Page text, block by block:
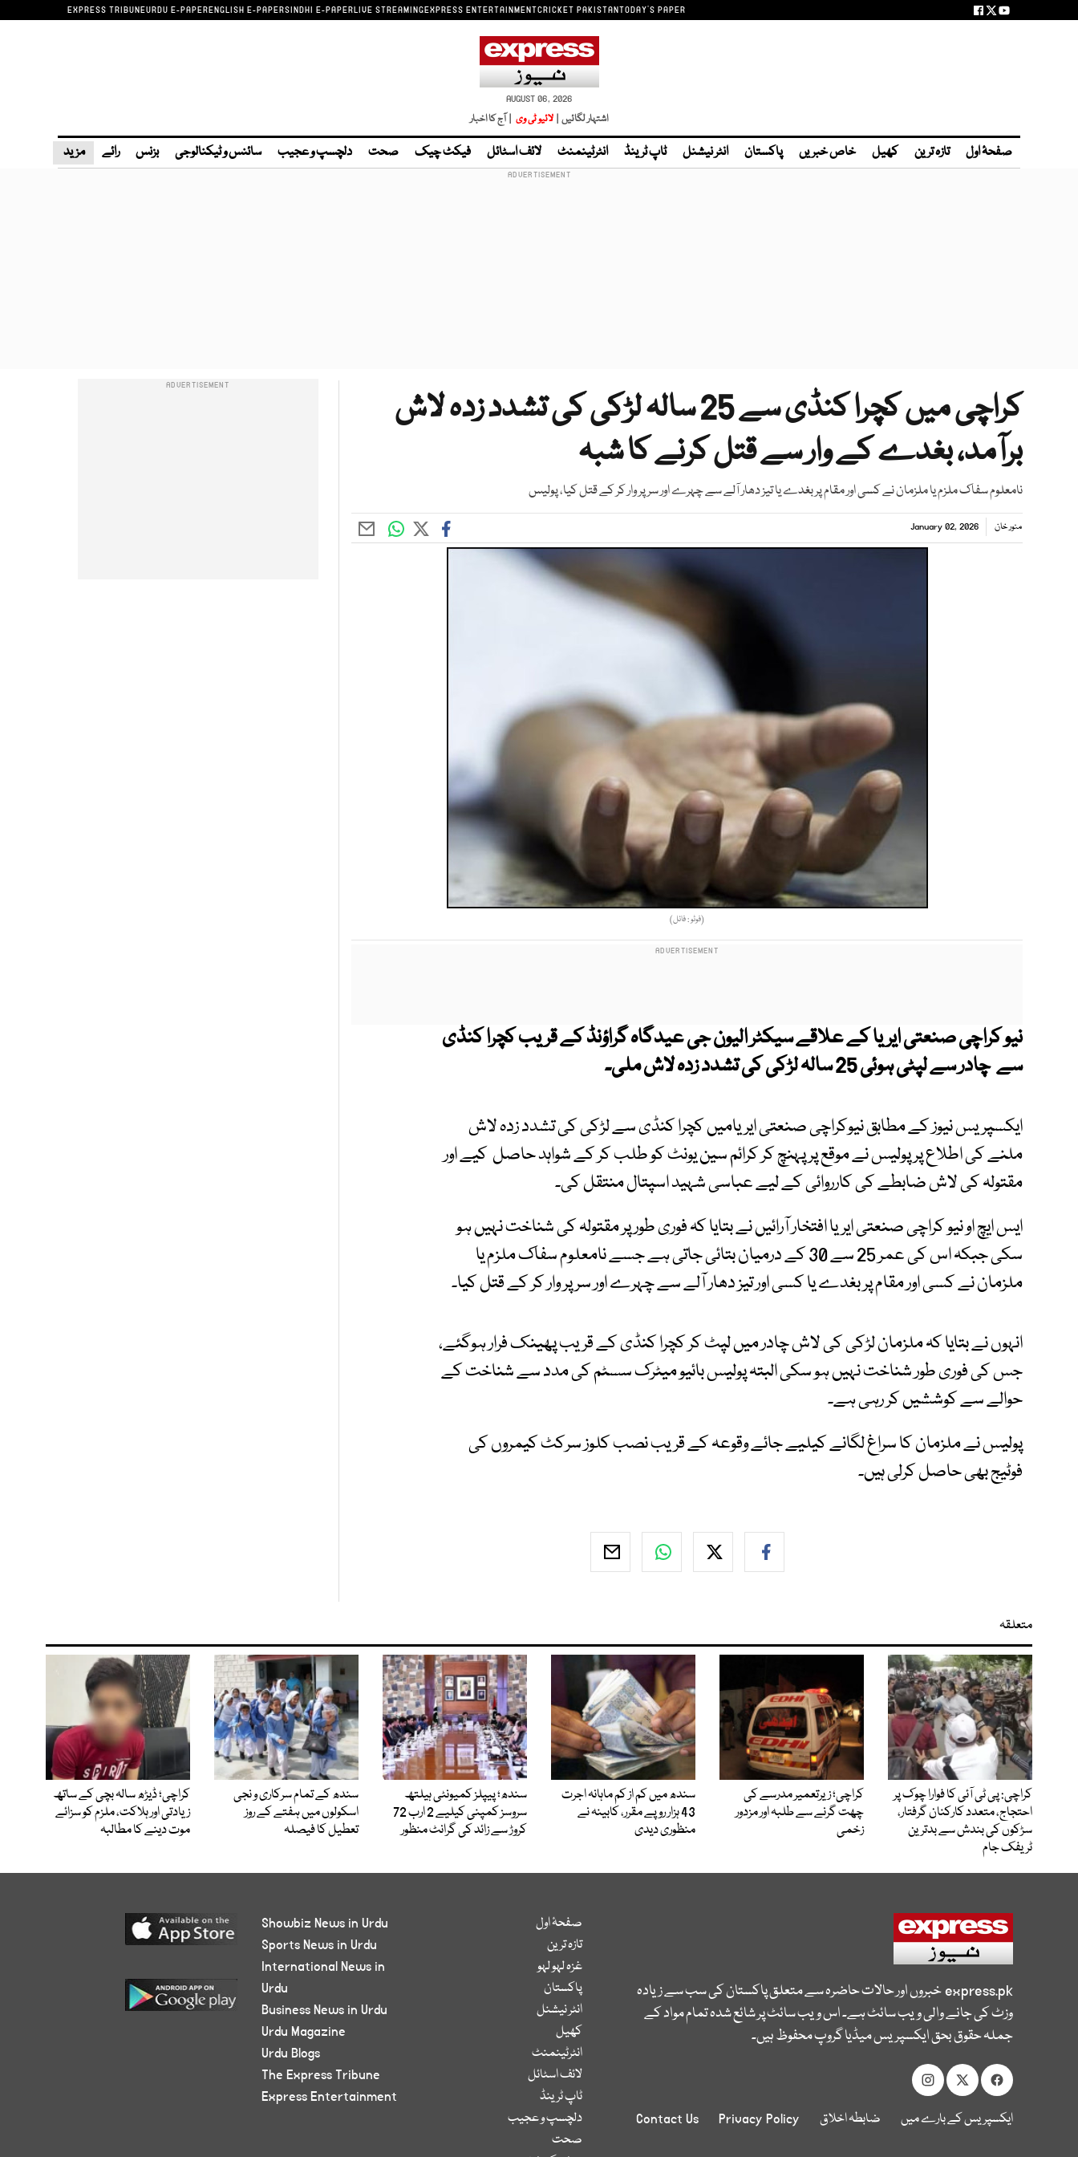
EXPRESS TRIBUNEURDU E-PAPERENGLISH E-PAPERSINDHI E-PAPERLIVE STREAMINGEXPRESS ENTERTAINMENTCRICKET PAKISTANTODAY'S PAPER
AUGUST 06, 2026
اشتہار لگائیں | لائیو ٹی وی | آج کا اخبار
صفحۂ اول تازہ ترین کھیل خاص خبریں پاکستان انٹر نیشنل ٹاپ ٹرینڈ انٹرٹینمنٹ لائف اسٹائل فیکٹ چیک صحت دلچسپ و عجیب سائنس و ٹیکنالوجی بزنس رائے مزید
کراچی میں کچرا کنڈی سے 25 سالہ لڑکی کی تشدد زدہ لاش
برآمد، بغدے کے وار سے قتل کرنے کا شبہ
نامعلوم سفاک ملزم یا ملزمان نے کسی اور مقام پر بغدے یا تیز دھار آلے سے چہرے اور سر پر وار کر کے قتل کیا، پولیس
منور خان January 02, 2026
(فوٹو : فائل)
نیو کراچی صنعتی ایریا کے علاقے سیکٹر الیون جی عیدگاہ گراؤنڈ کے قریب کچرا کنڈی
سے چادر سے لپٹی ہوئی 25 سالہ لڑکی کی تشدد زدہ لاش ملی۔
ایکسپریس نیوز کے مطابق نیوکراچی صنعتی ایریامیں کچرا کنڈی سے لڑکی کی تشدد زدہ لاش
ملنے کی اطلاع پر پولیس نے موقع پر پہنچ کر کرائم سین یونٹ کو طلب کر کے شواہد حاصل کیے اور
مقتولہ کی لاش ضابطے کی کارروائی کے لیے عباسی شہید اسپتال منتقل کی۔
ایس ایچ او نیو کراچی صنعتی ایریا افتخار آرائیں نے بتایا کہ فوری طور پر مقتولہ کی شناخت نہیں ہو
سکی جبکہ اس کی عمر 25 سے 30 کے درمیان بتائی جاتی ہے جسے نامعلوم سفاک ملزم یا
ملزمان نے کسی اور مقام پر بغدے یا کسی اور تیز دھار آلے سے چہرے اور سر پر وار کر کے قتل کیا۔
انہوں نے بتایا کہ ملزمان لڑکی کی لاش چادر میں لپٹ کر کچرا کنڈی کے قریب پھینک فرار ہوگئے،
جس کی فوری طور شناخت نہیں ہو سکی البتہ پولیس بائیو میٹرک سسٹم کی مدد سے شناخت کے
حوالے سے کوششیں کر رہی ہے۔
پولیس نے ملزمان کا سراغ لگانے کیلیے جائے وقوعہ کے قریب نصب کلوز سرکٹ کیمروں کی
فوٹیج بھی حاصل کرلی ہیں۔
متعلقہ
کراچی: پی ٹی آئی کا فوارا چوک پر
احتجاج، متعدد کارکنان گرفتار،
سڑکوں کی بندش سے بدترین
ٹریفک جام
کراچی؛ زیرتعمیر مدرسے کی
چھت گرنے سے طلبہ اور مزدور
زخمی
سندھ میں کم از کم ماہانہ اجرت
43 ہزار روپے مقرر، کابینہ نے
منظوری دیدی
سندھ؛ پیپلز کمیونٹی ہیلتھ
سروسز کمپنی کیلیے 2 ارب 72
کروڑ سے زائد کی گرانٹ منظور
سندھ کے تمام سرکاری و نجی
اسکولوں میں ہفتے کے روز
تعطیل کا فیصلہ
کراچی؛ ڈیڑھ سالہ بچی کے ساتھ
زیادتی اور ہلاکت، ملزم کو سزائے
موت دینے کا مطالبہ
express.pkخبروں اور حالات حاضرہ سے متعلق پاکستان کی سب سے زیادہ
وزٹ کی جانے والی ویب سائٹ ہے۔ اس ویب سائٹ پر شائع شدہ تمام مواد کے
جملہ حقوق بحق ایکسپریس میڈیا گروپ محفوظ ہیں۔
ایکسپریس کے بارے میں ضابطہ اخلاق Privacy Policy
Contact Us
صفحۂ اول
تازہ ترین
غزہ لہو لہو
پاکستان
انٹر نیشنل
کھیل
انٹرٹینمنٹ
لائف اسٹائل
ٹاپ ٹرینڈ
دلچسپ و عجیب
صحت
Showbiz News in Urdu
Sports News in Urdu
International News in
Urdu
Business News in Urdu
Urdu Magazine
Urdu Blogs
The Express Tribune
Express Entertainment